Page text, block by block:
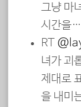
그냥 마
시간을…
RT
녀가 괴
제대로
을 내미